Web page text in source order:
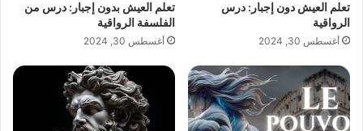
ن
ي
تعلم العيش دون إجبار: درس
الرواقية
أغسطس 30, 2024
تعلم العيش بدون إجبار: درس من
الفلسفة الرواقية
أغسطس 30, 2024